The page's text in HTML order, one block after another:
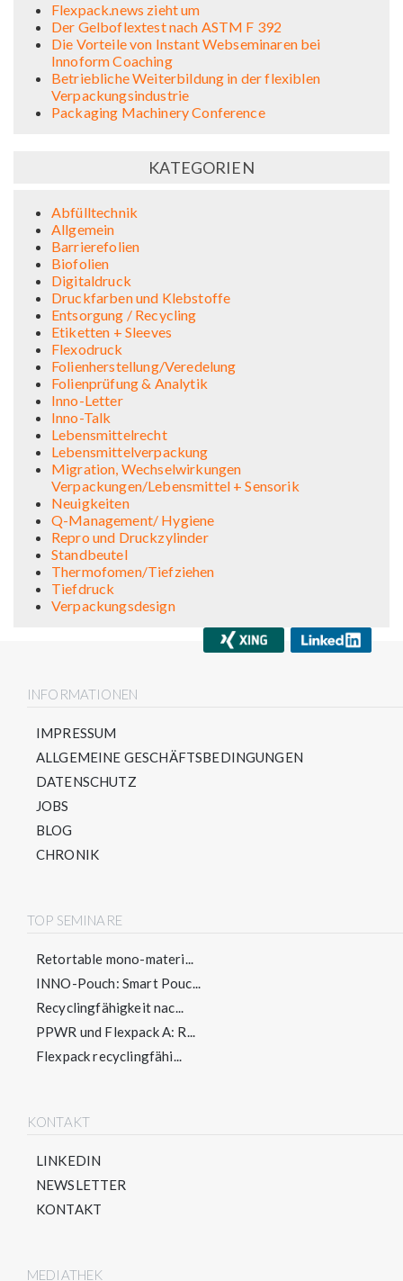
Flexpack.news zieht um
Der Gelboflextest nach ASTM F 392
Die Vorteile von Instant Webseminaren bei
Innoform Coaching
Betriebliche Weiterbildung in der flexiblen
Verpackungsindustrie
Packaging Machinery Conference
KATEGORIEN
Abfülltechnik
Allgemein
Barrierefolien
Biofolien
Digitaldruck
Druckfarben und Klebstoffe
Entsorgung / Recycling
Etiketten + Sleeves
Flexodruck
Folienherstellung/Veredelung
Folienprüfung & Analytik
Inno-Letter
Inno-Talk
Lebensmittelrecht
Lebensmittelverpackung
Migration, Wechselwirkungen
Verpackungen/Lebensmittel + Sensorik
Neuigkeiten
Q-Management/ Hygiene
Repro und Druckzylinder
Standbeutel
Thermofomen/Tiefziehen
Tiefdruck
Verpackungsdesign
INFORMATIONEN
IMPRESSUM
ALLGEMEINE GESCHÄFTSBEDINGUNGEN
DATENSCHUTZ
JOBS
BLOG
CHRONIK
TOP SEMINARE
Retortable mono-materi...
INNO-Pouch: Smart Pouc...
Recyclingfähigkeit nac...
PPWR und Flexpack A: R...
Flexpack recyclingfähi...
KONTAKT
LINKEDIN
NEWSLETTER
KONTAKT
MEDIATHEK